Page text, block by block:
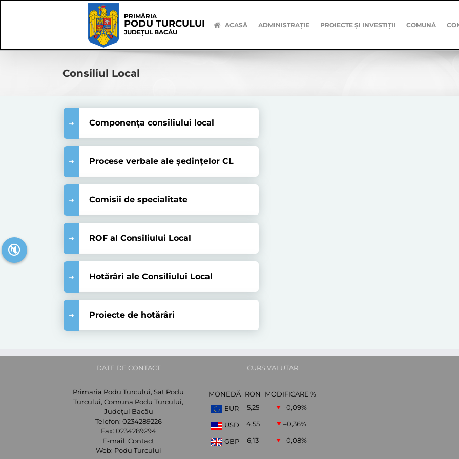
PRIMĂRIA
PODU TURCULUI
JUDEȚUL BACĂU
ACASĂ ADMINISTRAȚIE PROIECTE ȘI INVESTIȚII COMUNĂ
Consiliul Local
Componența consiliului local
Procese verbale ale ședințelor CL
Comisii de specialitate
ROF al Consiliului Local
Hotărâri ale Consiliului Local
Proiecte de hotărâri
DATE DE CONTACT
Primaria Podu Turcului, Sat Podu
Turcului, Comuna Podu Turcului,
Județul Bacău
Telefon: 0234289226
Fax: 0234289294
E-mail: Contact
Web: Podu Turcului
CURS VALUTAR
MONEDĂ RON
MODIFICARE %
EUR
5,25 –0,09%
USD 4,55 –0,36%
GBP 6,13 –0,08%
🔇